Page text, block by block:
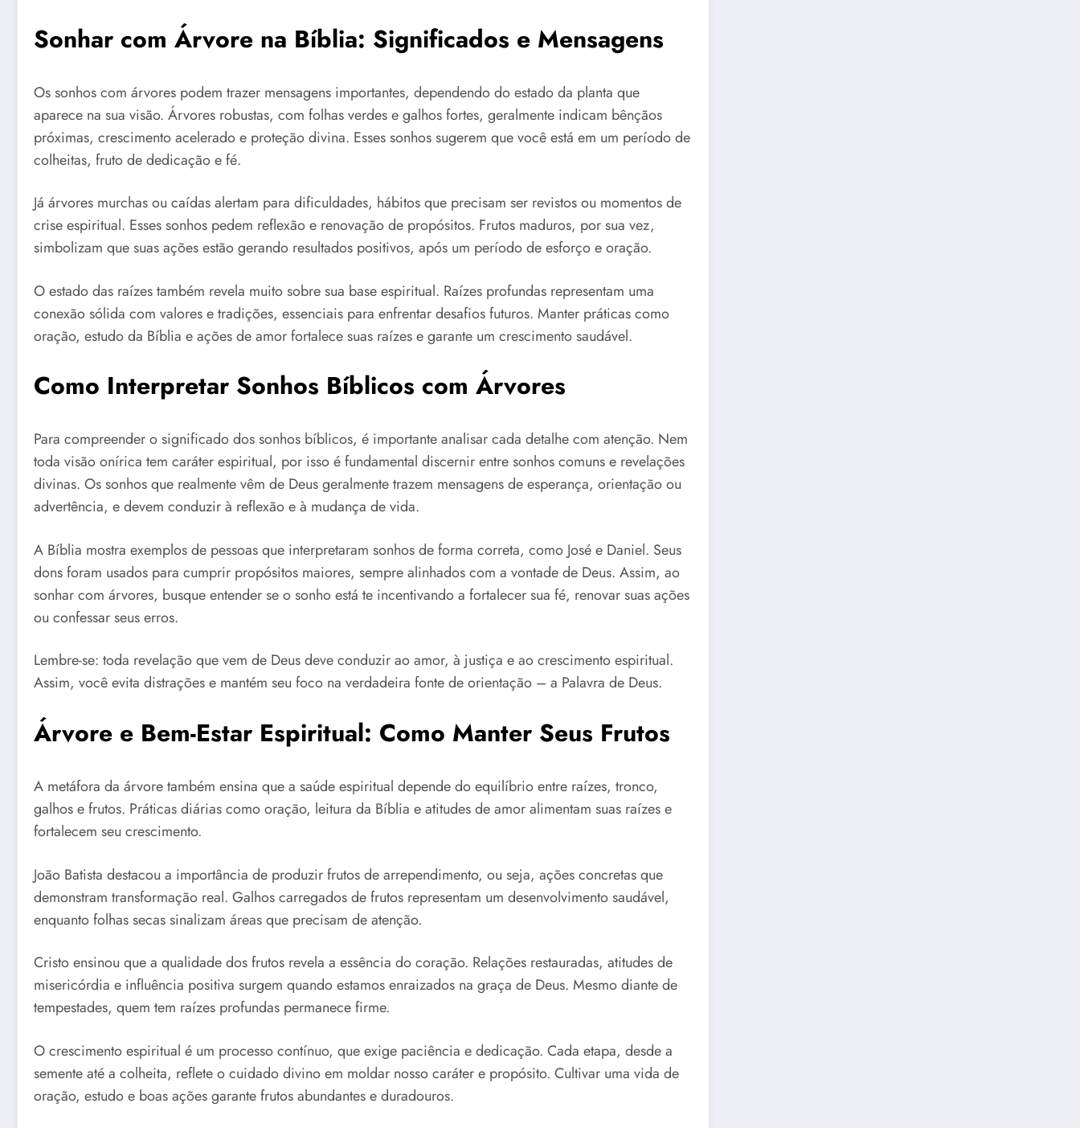
Sonhar com Árvore na Bíblia: Significados e Mensagens
Os sonhos com árvores podem trazer mensagens importantes, dependendo do estado da planta que
aparece na sua visão. Árvores robustas, com folhas verdes e galhos fortes, geralmente indicam bênçãos
próximas, crescimento acelerado e proteção divina. Esses sonhos sugerem que você está em um período de
colheitas, fruto de dedicação e fé.
Já árvores murchas ou caídas alertam para dificuldades, hábitos que precisam ser revistos ou momentos de
crise espiritual. Esses sonhos pedem reflexão e renovação de propósitos. Frutos maduros, por sua vez,
simbolizam que suas ações estão gerando resultados positivos, após um período de esforço e oração.
O estado das raízes também revela muito sobre sua base espiritual. Raízes profundas representam uma
conexão sólida com valores e tradições, essenciais para enfrentar desafios futuros. Manter práticas como
oração, estudo da Bíblia e ações de amor fortalece suas raízes e garante um crescimento saudável.
Como Interpretar Sonhos Bíblicos com Árvores
Para compreender o significado dos sonhos bíblicos, é importante analisar cada detalhe com atenção. Nem
toda visão onírica tem caráter espiritual, por isso é fundamental discernir entre sonhos comuns e revelações
divinas. Os sonhos que realmente vêm de Deus geralmente trazem mensagens de esperança, orientação ou
advertência, e devem conduzir à reflexão e à mudança de vida.
A Bíblia mostra exemplos de pessoas que interpretaram sonhos de forma correta, como José e Daniel. Seus
dons foram usados para cumprir propósitos maiores, sempre alinhados com a vontade de Deus. Assim, ao
sonhar com árvores, busque entender se o sonho está te incentivando a fortalecer sua fé, renovar suas ações
ou confessar seus erros.
Lembre-se: toda revelação que vem de Deus deve conduzir ao amor, à justiça e ao crescimento espiritual.
Assim, você evita distrações e mantém seu foco na verdadeira fonte de orientação – a Palavra de Deus.
Árvore e Bem-Estar Espiritual: Como Manter Seus Frutos
A metáfora da árvore também ensina que a saúde espiritual depende do equilíbrio entre raízes, tronco,
galhos e frutos. Práticas diárias como oração, leitura da Bíblia e atitudes de amor alimentam suas raízes e
fortalecem seu crescimento.
João Batista destacou a importância de produzir frutos de arrependimento, ou seja, ações concretas que
demonstram transformação real. Galhos carregados de frutos representam um desenvolvimento saudável,
enquanto folhas secas sinalizam áreas que precisam de atenção.
Cristo ensinou que a qualidade dos frutos revela a essência do coração. Relações restauradas, atitudes de
misericórdia e influência positiva surgem quando estamos enraizados na graça de Deus. Mesmo diante de
tempestades, quem tem raízes profundas permanece firme.
O crescimento espiritual é um processo contínuo, que exige paciência e dedicação. Cada etapa, desde a
semente até a colheita, reflete o cuidado divino em moldar nosso caráter e propósito. Cultivar uma vida de
oração, estudo e boas ações garante frutos abundantes e duradouros.